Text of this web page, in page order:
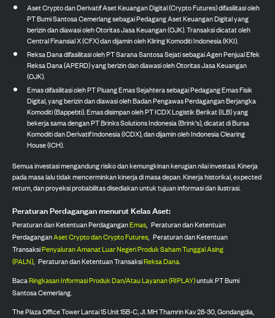
Aset Crypto dan Derivatif Aset Keuangan Digital (Crypto Futures) difasilitasi oleh
PT Bumi Santosa Cemerlang sebagai Pedagang Aset Keuangan Digital yang
berizin dan diawasi oleh Otoritas Jasa Keuangan (OJK). Transaksi dicatat oleh
Central Finansial X (CFX) dan dijamin oleh Kliring Komoditi Indonesia (KKI).
Reksa Dana difasilitasi oleh PT Sarana Santosa Sejati sebagai Agen Penjual Efek
Reksa Dana (APERD) yang berizin dan diawasi oleh Otoritas Jasa Keuangan
(OJK).
Emas difasilitasi oleh PT Pluang Emas Sejahtera sebagai Pedagang Emas Fisik
Digital, yang berizin dan diawasi oleh Badan Pengawas Perdagangan Berjangka
Komoditi (Bappebti). Emas disimpan oleh PT ICDX Logistik Berikat (ILB) yang
bekerja sama dengan PT Brinks Solutions Indonesia (Brink's), dicatat di Bursa
Komoditi dan Derivatif Indonesia (ICDX), dan dijamin oleh Indonesia Clearing
House (ICH).
Semua investasi mengandung risiko dan kemungkinan kerugian nilai investasi. Kinerja
pada masa lalu tidak mencerminkan kinerja di masa depan. Kinerja historikal, expected
return, dan proyeksi probabilitas disediakan untuk tujuan informasi dan ilustrasi.
Peraturan Perdagangan menurut Kelas Aset:
Peraturan dan Ketentuan PerdaganganEmas, Peraturan dan Ketentuan
PerdaganganAset Crypto dan Crypto Futures, Peraturan dan Ketentuan
TransaksiPenyaluran Amanat Luar Negeri Produk Saham Tunggal Asing
(PALN), Peraturan dan Ketentuan TransaksiReksa Dana.
BacaRingkasan Informasi Produk Dan/Atau Layanan (RIPLAY)untuk PT Bumi
Santosa Cemerlang.
The Plaza Office Tower Lantai 15 Unit 15B-C, Jl. MH Thamrin Kav 28-30, Gondangdia,